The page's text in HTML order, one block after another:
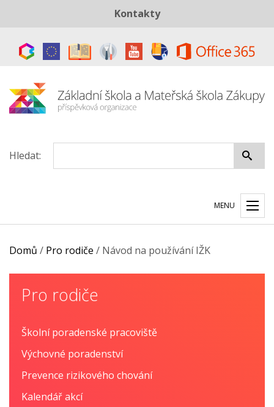
Kontakty
Datová schránka:ye8cp64
Hledat:
MENU
Domů / Pro rodiče / Návod na používání IŽK
Pro rodiče
Školní poradenské pracoviště
Výchovné poradenství
Prevence rizikového chování
Kalendář akcí